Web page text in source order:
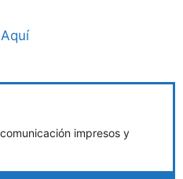
impresos y